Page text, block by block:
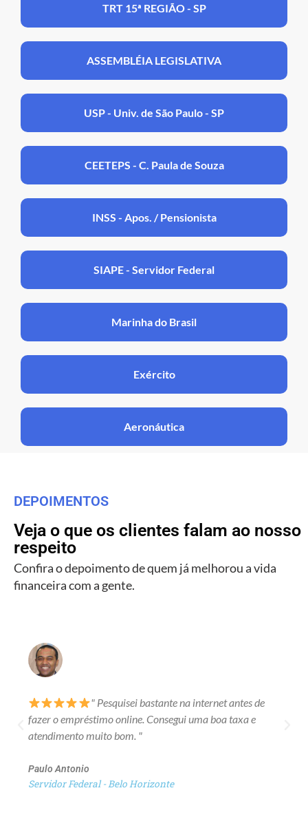
TRT 15ª REGIÃO - SP
ASSEMBLÉIA LEGISLATIVA
USP - Univ. de São Paulo - SP
CEETEPS - C. Paula de Souza
INSS - Apos. / Pensionista
SIAPE - Servidor Federal
Marinha do Brasil
Exército
Aeronáutica
DEPOIMENTOS
Veja o que os clientes falam ao nosso
respeito
Confira o depoimento de quem já melhorou a vida
financeira com a gente.
" Pesquisei bastante na internet antes de
fazer o empréstimo online. Consegui uma boa taxa e
atendimento muito bom. "
Paulo Antonio
Servidor Federal - Belo Horizonte